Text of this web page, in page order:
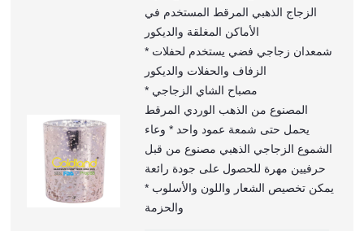
الزجاج الذهبي المرقط المستخدم في
الأماكن المغلقة والديكور
* شمعدان زجاجي فضي يستخدم لحفلات
الزفاف والحفلات والديكور
* مصباح الشاي الزجاجي
المصنوع من الذهب الوردي المرقط
يحمل حتى شمعة عمود واحد * وعاء
الشموع الزجاجي الذهبي مصنوع من قبل
حرفيين مهرة للحصول على جودة رائعة
* يمكن تخصيص الشعار واللون والأسلوب
والحزمة